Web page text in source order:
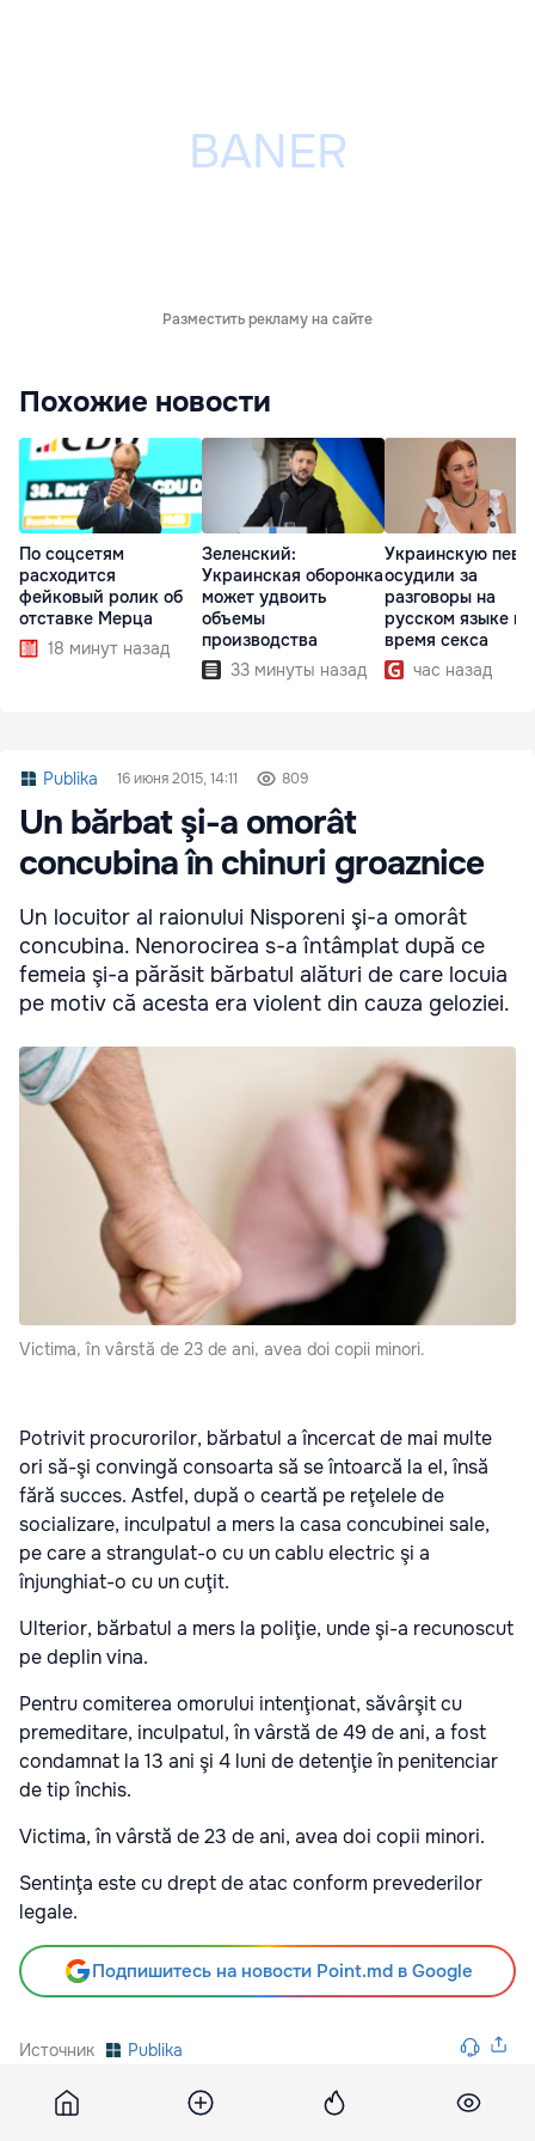
Разместить рекламу на сайте
Похожие новости
По соцсетям
расходится
фейковый ролик об
отставке Мерца
18 минут назад
Зеленский:
Украинская оборонка
может удвоить
объемы
производства
33 минуты назад
Украинскую
осудили за
разговоры на
русском языке во
время секса
час назад
Publika 16 июня 2015, 14:11 809
Un bărbat şi-a omorât
concubina în chinuri groaznice
Un locuitor al raionului Nisporeni şi-a omorât
concubina. Nenorocirea s-a întâmplat după ce
femeia şi-a părăsit bărbatul alături de care locuia
pe motiv că acesta era violent din cauza geloziei.
Victima, în vârstă de 23 de ani, avea doi copii minori.
Potrivit procurorilor, bărbatul a încercat de mai multe
ori să-şi convingă consoarta să se întoarcă la el, însă
fără succes. Astfel, după o ceartă pe reţelele de
socializare, inculpatul a mers la casa concubinei sale,
pe care a strangulat-o cu un cablu electric şi a
înjunghiat-o cu un cuţit.
Ulterior, bărbatul a mers la poliţie, unde şi-a recunoscut
pe deplin vina.
Pentru comiterea omorului intenţionat, săvârşit cu
premeditare, inculpatul, în vârstă de 49 de ani, a fost
condamnat la 13 ani şi 4 luni de detenţie în penitenciar
de tip închis.
Victima, în vârstă de 23 de ani, avea doi copii minori.
Sentinţa este cu drept de atac conform prevederilor
legale.
Подпишитесь на новости Point.md в Google
Источник Publika